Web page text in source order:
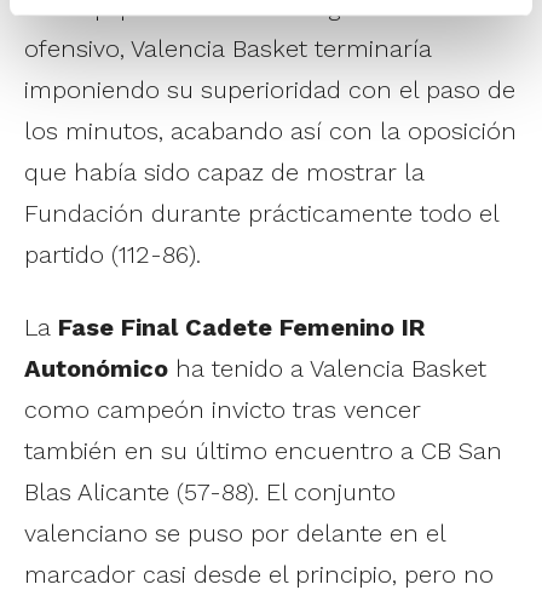
dos equipos exhibieron su gran talento
ofensivo, Valencia Basket terminaría
imponiendo su superioridad con el paso de
los minutos, acabando así con la oposición
que había sido capaz de mostrar la
Fundación durante prácticamente todo el
partido (112-86).
La Fase Final Cadete Femenino IR
Autonómico ha tenido a Valencia Basket
como campeón invicto tras vencer
también en su último encuentro a CB San
Blas Alicante (57-88). El conjunto
valenciano se puso por delante en el
marcador casi desde el principio, pero no